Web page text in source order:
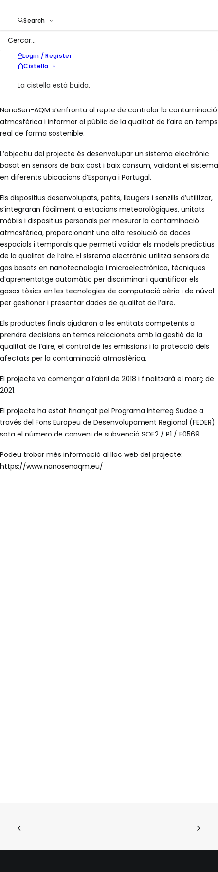
Search
Login / Register
Cistella
La cistella està buida.
Client
Year
Location
Services
Qualitat de l'Aire, R+D
NanoSen-AQM s’enfronta al repte de controlar la contaminació
atmosfèrica i informar al públic de la qualitat de l’aire en temps
real de forma sostenible.
L’objectiu del projecte és desenvolupar un sistema electrònic
basat en sensors de baix cost i baix consum, validant el sistema
en diferents ubicacions d’Espanya i Portugal.
Els dispositius desenvolupats, petits, lleugers i senzills d’utilitzar,
s’integraran fàcilment a estacions meteorològiques, unitats
mòbils i dispositius personals per mesurar la contaminació
atmosfèrica, proporcionant una alta resolució de dades
espacials i temporals que permeti validar els models predictius
de la qualitat de l’aire. El sistema electrònic utilitza sensors de
gas basats en nanotecnologia i microelectrònica, tècniques
d’aprenentatge automàtic per discriminar i quantificar els
gasos tòxics en les tecnologies de computació aèria i de núvol
per gestionar i presentar dades de qualitat de l’aire.
Els productes finals ajudaran a les entitats competents a
prendre decisions en temes relacionats amb la gestió de la
qualitat de l’aire, el control de les emissions i la protecció dels
afectats per la contaminació atmosfèrica.
El projecte va començar a l’abril de 2018 i finalitzarà el març de
2021.
El projecte ha estat finançat pel Programa Interreg Sudoe a
través del Fons Europeu de Desenvolupament Regional (FEDER)
sota el número de conveni de subvenció SOE2 / P1 / E0569.
Podeu trobar més informació al lloc web del projecte:
https://www.nanosenaqm.eu/